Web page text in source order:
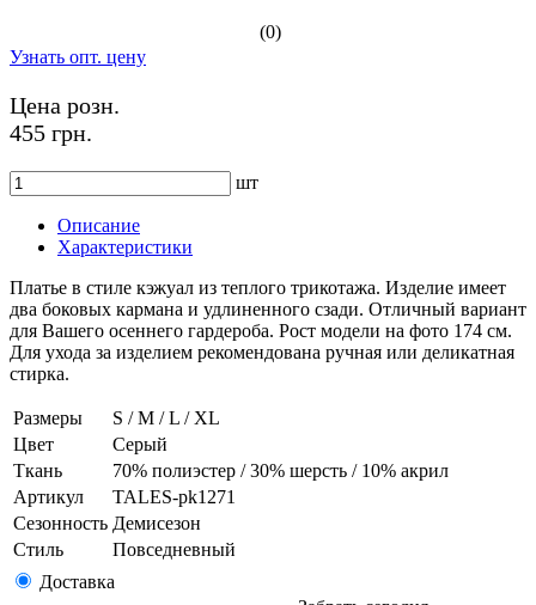
(0)
Узнать опт. цену
Цена розн.
455 грн.
шт
Описание
Характеристики
Платье в стиле кэжуал из теплого трикотажа. Изделие имеет
два боковых кармана и удлиненного сзади. Отличный вариант
для Вашего осеннего гардероба. Рост модели на фото 174 см.
Для ухода за изделием рекомендована ручная или деликатная
стирка.
Размеры
S / M / L / XL
Цвет
Серый
Ткань
70% полиэстер / 30% шерсть / 10% акрил
Артикул
TALES-pk1271
Сезонность Демисезон
Стиль
Повседневный
Доставка